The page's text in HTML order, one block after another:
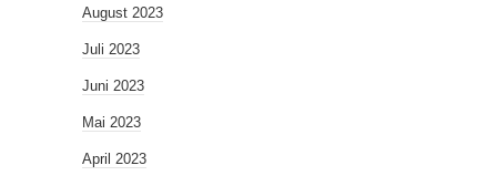
August 2023
Juli 2023
Juni 2023
Mai 2023
April 2023